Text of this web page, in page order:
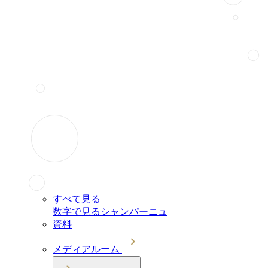
すべて見る
数字で見るシャンパーニュ
資料
メディアルーム